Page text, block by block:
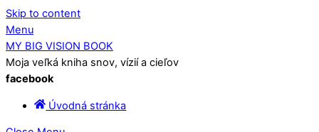
Skip to content
Menu
MY BIG VISION BOOK
Moja veľká kniha snov, vízií a cieľov
facebook
Úvodná stránka